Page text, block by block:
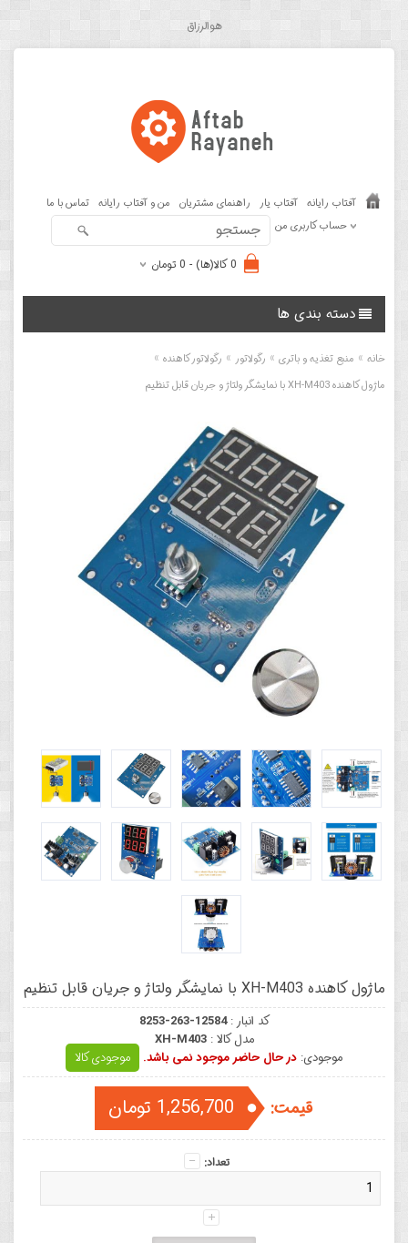
هوالرزاق
آفتاب رایانه آفتاب یار راهنمای مشتریان من و آفتاب رایانه تماس با ما
حساب کاربری من
0 کالا(ها) - 0 تومان
دسته بندی ها
خانه » منبع تغذیه و باتری » رگولاتور » رگولاتور کاهنده »
ماژول کاهنده XH-M403 با نمایشگر ولتاژ و جریان قابل تنظیم
ماژول کاهنده XH-M403 با نمایشگر ولتاژ و جریان قابل تنظیم
کد انبار :8253-263-12584
مدل کالا :XH-M403
موجودی: در حال حاضر موجود نمی باشد. موجودی کالا
قیمت: 1,256,700 تومان
تعداد: